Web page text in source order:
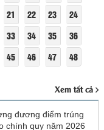
21 22 23
24
33 34 35
36
45 46 47 48
Xem tất cả
đương điểm trúng
chính quy năm 2026